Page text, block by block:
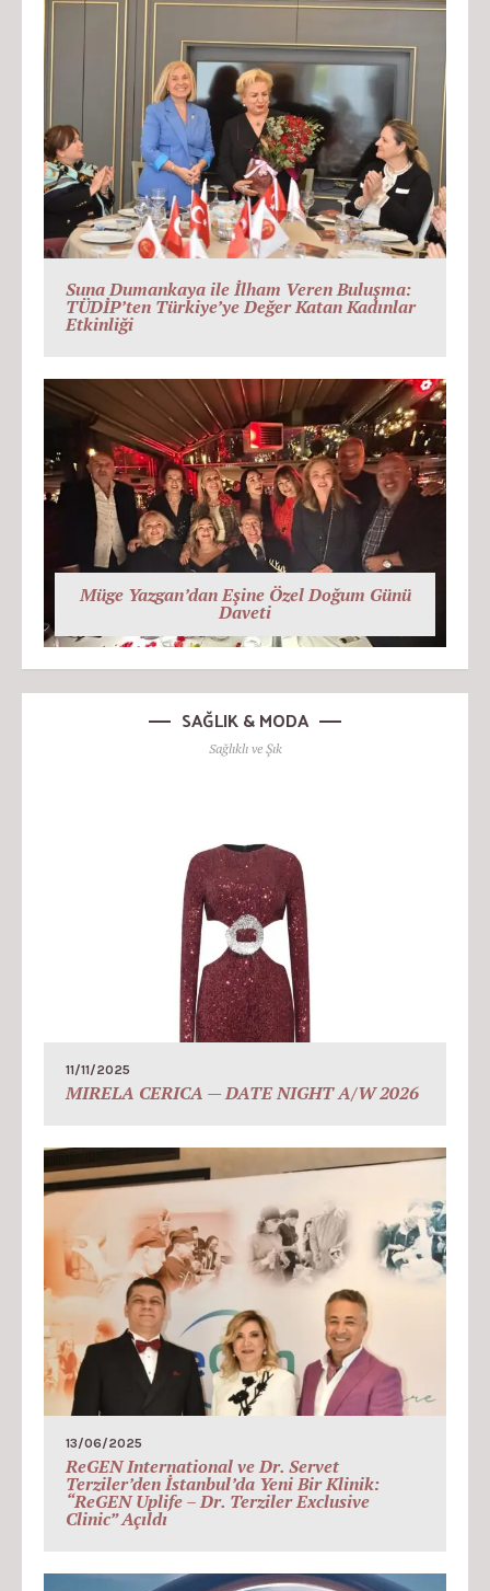
Suna Dumankaya ile İlham Veren Buluşma:
TÜDİP’ten Türkiye’ye Değer Katan Kadınlar
Etkinliği
Müge Yazgan’dan Eşine Özel Doğum Günü
Daveti
SAĞLIK & MODA
Sağlıklı ve Şık
11/11/2025
MIRELA CERICA — DATE NIGHT A/W 2026
13/06/2025
ReGEN International ve Dr. Servet
Terziler’den İstanbul’da Yeni Bir Klinik:
“ReGEN Uplife – Dr. Terziler Exclusive
Clinic” Açıldı